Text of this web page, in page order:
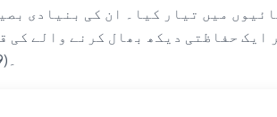
میں تیار کیا۔ ان کی بنیادی
ایک حفاظتی دیکھ بھال کرنے والے کی